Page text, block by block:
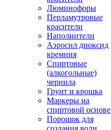
Люминофоры
Перламутровые
красители
Наполнители
Аэросил диоксид
кремния
Спиртовые
(алкогольные)
чернила
Грунт и крошка
Маркеры на
спиртовой основе
Порошок для
создания волн